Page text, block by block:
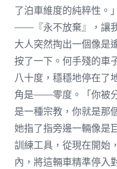
了泊車維度的純粹性。
——『永不放棄』，讓
大人突然掏出一個像是
按了一下。何手殘的車
八十度，穩穩地停在了
角是——零度。「你被
是一種宗教，你就是那
她指了指旁邊一輛像是
訓練工具，從現在開始
內，將這輛車精準停入